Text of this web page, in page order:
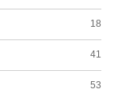
18
41
53